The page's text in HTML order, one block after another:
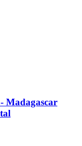
Madagascar